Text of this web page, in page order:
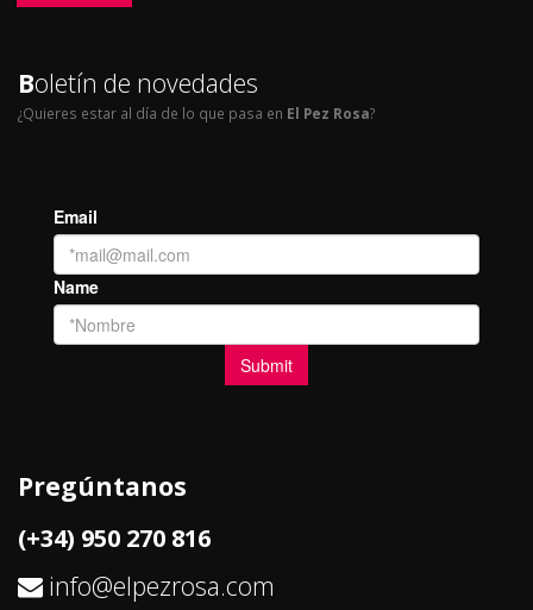
Boletín de novedades
¿Quieres estar al día de lo que pasa en El Pez Rosa?
Pregúntanos
(+34) 950 270 816
info@elpezrosa.com